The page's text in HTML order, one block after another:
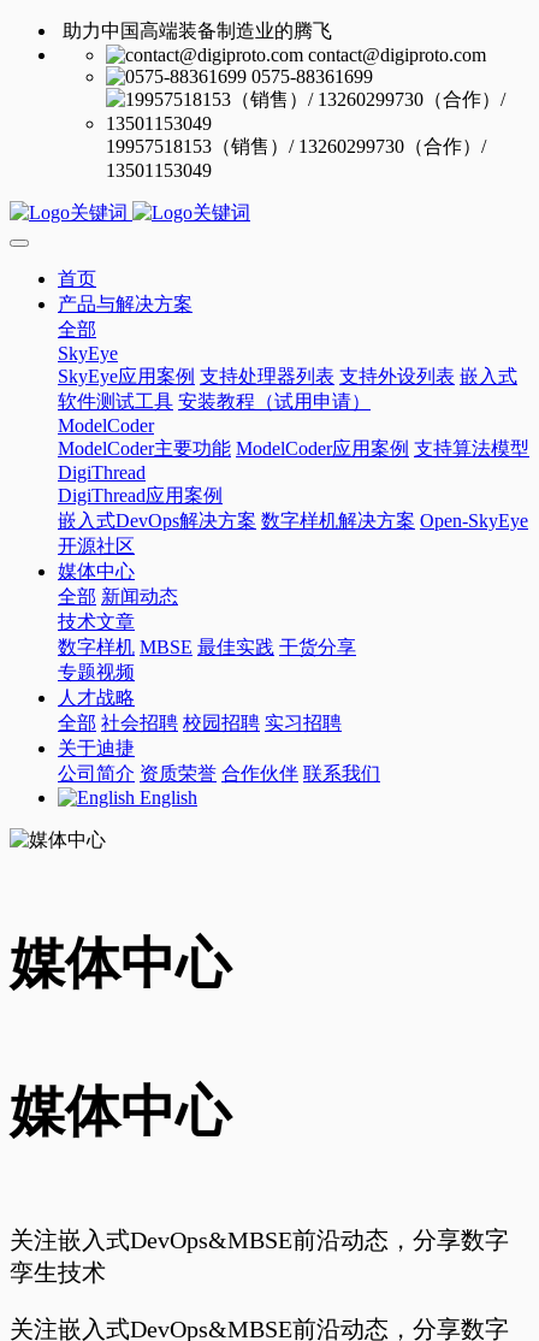
助力中国高端装备制造业的腾飞
contact@digiproto.com
0575-88361699
19957518153（销售）/ 13260299730（合作）/
13501153049
首页
产品与解决方案
全部
SkyEye
SkyEye应用案例 支持处理器列表 支持外设列表 嵌入式
软件测试工具 安装教程（试用申请）
ModelCoder
ModelCoder主要功能 ModelCoder应用案例 支持算法模型
DigiThread
DigiThread应用案例
嵌入式DevOps解决方案 数字样机解决方案 Open-SkyEye
开源社区
媒体中心
全部 新闻动态
技术文章
数字样机 MBSE 最佳实践 干货分享
专题视频
人才战略
全部 社会招聘 校园招聘 实习招聘
关于迪捷
公司简介 资质荣誉 合作伙伴 联系我们
English
媒体中心
媒体中心
关注嵌入式DevOps&MBSE前沿动态，分享数字
孪生技术
关注嵌入式DevOps&MBSE前沿动态，分享数字